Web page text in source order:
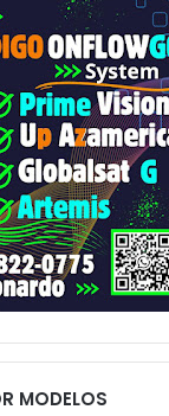
MODELOS